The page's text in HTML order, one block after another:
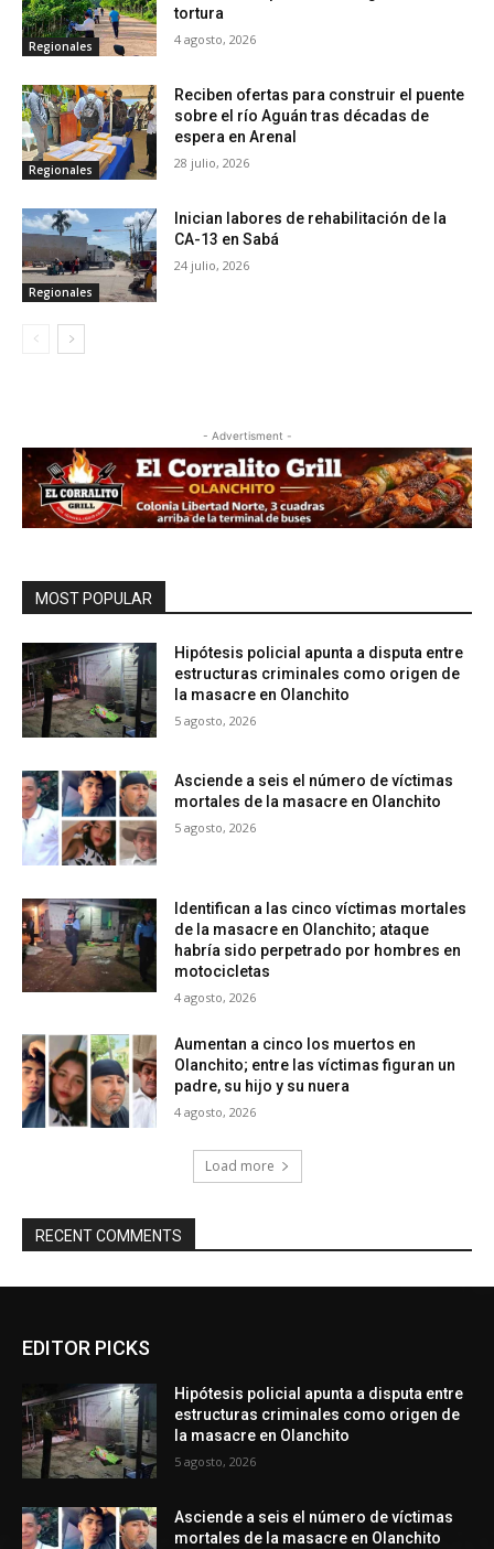
Regionales
tortura
4 agosto, 2026
Regionales
Reciben ofertas para construir el puente
sobre el río Aguán tras décadas de
espera en Arenal
28 julio, 2026
Regionales
Inician labores de rehabilitación de la
CA-13 en Sabá
24 julio, 2026
- Advertisment -
MOST POPULAR
Hipótesis policial apunta a disputa entre
estructuras criminales como origen de
la masacre en Olanchito
5 agosto, 2026
Asciende a seis el número de víctimas
mortales de la masacre en Olanchito
5 agosto, 2026
Identifican a las cinco víctimas mortales
de la masacre en Olanchito; ataque
habría sido perpetrado por hombres en
motocicletas
4 agosto, 2026
Aumentan a cinco los muertos en
Olanchito; entre las víctimas figuran un
padre, su hijo y su nuera
4 agosto, 2026
Load more
RECENT COMMENTS
EDITOR PICKS
Hipótesis policial apunta a disputa entre
estructuras criminales como origen de
la masacre en Olanchito
5 agosto, 2026
Asciende a seis el número de víctimas
mortales de la masacre en Olanchito